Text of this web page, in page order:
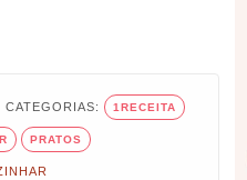
CATEGORIAS: 1RECEITA
PRATOS